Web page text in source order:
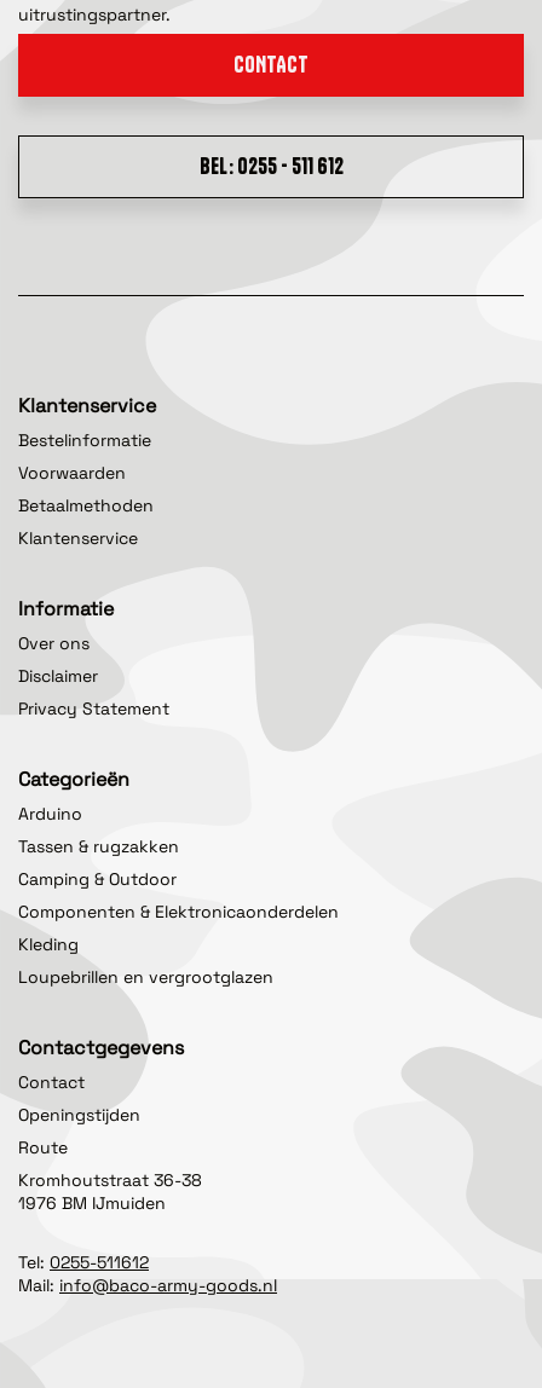
uitrustingspartner.
CONTACT
BEL: 0255 - 511 612
Klantenservice
Bestelinformatie
Voorwaarden
Betaalmethoden
Klantenservice
Informatie
Over ons
Disclaimer
Privacy Statement
Categorieën
Arduino
Tassen & rugzakken
Camping & Outdoor
Componenten & Elektronicaonderdelen
Kleding
Loupebrillen en vergrootglazen
Contactgegevens
Contact
Openingstijden
Route
Kromhoutstraat 36-38
1976 BM IJmuiden
Tel: 0255-511612
Mail: info@baco-army-goods.nl